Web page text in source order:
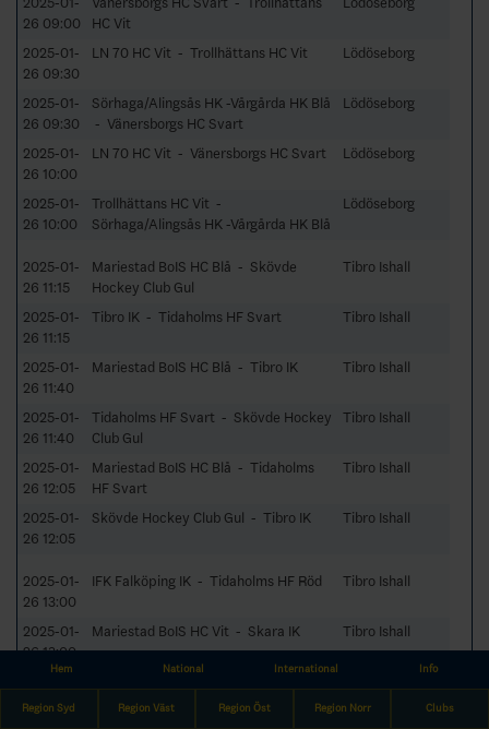
26 09:00
HC Vit
2025-01-
26 09:30
LN 70 HC Vit - Trollhättans HC Vit Lödöseborg
2025-01-
26 09:30
Sörhaga/Alingsås HK -Vårgårda HK Blå
- Vänersborgs HC Svart
Lödöseborg
2025-01-
26 10:00
LN 70 HC Vit - Vänersborgs HC Svart Lödöseborg
2025-01-
26 10:00
Trollhättans HC Vit -
Sörhaga/Alingsås HK -Vårgårda HK Blå
Lödöseborg
2025-01-
26 11:15
Mariestad BoIS HC Blå - Skövde
Hockey Club Gul
Tibro Ishall
2025-01-
26 11:15
Tibro IK - Tidaholms HF Svart Tibro Ishall
2025-01-
26 11:40
Mariestad BoIS HC Blå - Tibro IK Tibro Ishall
2025-01-
26 11:40
Tidaholms HF Svart - Skövde Hockey
Club Gul
Tibro Ishall
2025-01-
26 12:05
Mariestad BoIS HC Blå - Tidaholms
HF Svart
Tibro Ishall
2025-01-
26 12:05
Skövde Hockey Club Gul - Tibro IK Tibro Ishall
2025-01-
26 13:00
IFK Falköping IK - Tidaholms HF Röd Tibro Ishall
2025-01-
26 13:00
Mariestad BoIS HC Vit - Skara IK Tibro Ishall
26 13:25
Hem National International Info
Region Syd Region Väst Region Öst Region Norr Clubs